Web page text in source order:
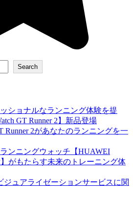
Search
ショナルなランニング体験を提
GT Runner 2】新品登場
Runner 2があなたのランニングを一
ンニングウォッチ【HUAWEI
】がもたらす未来のトレーニング体
ジュアライゼーションサービスに関